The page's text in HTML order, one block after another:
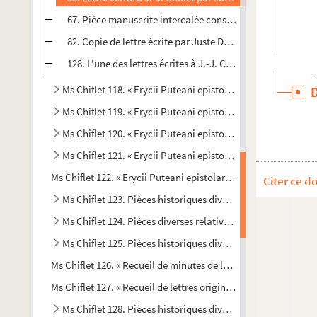
67. Pièce manuscrite intercalée consiste dans le
82. Copie de lettre écrite par Juste Dupuy, fils de Henri à
128. L'une des lettres écrites à J.-J. Chiflet par Henri
Ms Chiflet 118. « Erycii Puteani epistolarum ad Chifletios
Ms Chiflet 119. « Erycii Puteani epistolarum ad Chifletios
Ms Chiflet 120. « Erycii Puteani epistolarum ad Chifletios
Ms Chiflet 121. « Erycii Puteani epistolarum ad Chifletios
Ms Chiflet 122. « Erycii Puteani epistolarum ad Chifletios
Ms Chiflet 123. Pièces historiques diverses
Ms Chiflet 124. Pièces diverses relatives au blason
Ms Chiflet 125. Pièces historiques diverses : copies de
Ms Chiflet 126. « Recueil de minutes de lettres à la cour
Ms Chiflet 127. « Recueil de lettres originales de M. Hopperus
Ms Chiflet 128. Pièces historiques diverses
Citer ce